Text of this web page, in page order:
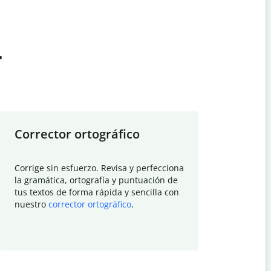
Corrector ortográfico
Corrige sin esfuerzo. Revisa y perfecciona
la gramática, ortografía y puntuación de
tus textos de forma rápida y sencilla con
nuestro corrector ortográfico.